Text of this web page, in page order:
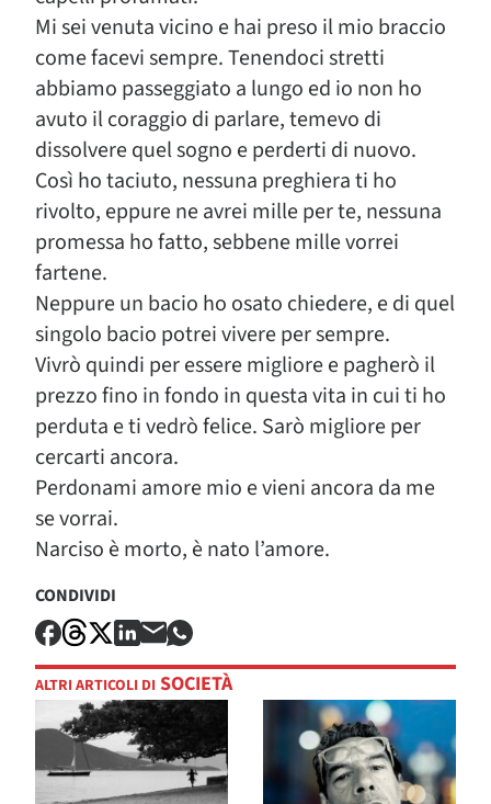
Mi sei venuta vicino e hai preso il mio braccio
come facevi sempre. Tenendoci stretti
abbiamo passeggiato a lungo ed io non ho
avuto il coraggio di parlare, temevo di
dissolvere quel sogno e perderti di nuovo.
Così ho taciuto, nessuna preghiera ti ho
rivolto, eppure ne avrei mille per te, nessuna
promessa ho fatto, sebbene mille vorrei
fartene.
Neppure un bacio ho osato chiedere, e di quel
singolo bacio potrei vivere per sempre.
Vivrò quindi per essere migliore e pagherò il
prezzo fino in fondo in questa vita in cui ti ho
perduta e ti vedrò felice. Sarò migliore per
cercarti ancora.
Perdonami amore mio e vieni ancora da me
se vorrai.
Narciso è morto, è nato l’amore.
CONDIVIDI
ALTRI ARTICOLI DI SOCIETÀ